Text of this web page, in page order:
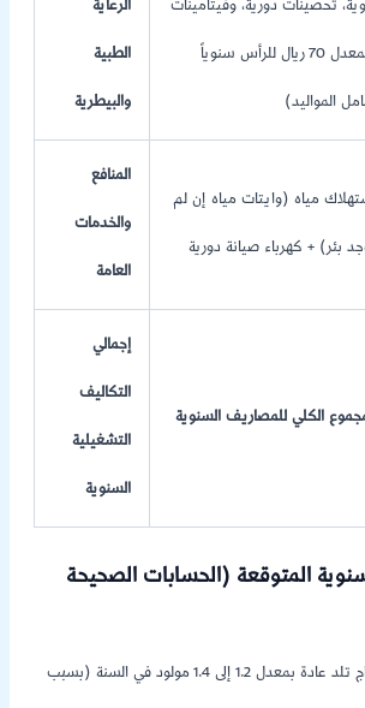
الرعاية
الطبية
والبيطرية
تحصينات دورية، وفيتامينات
(بمعدل 70 ريال للرأس سنوياً
المواليد)
المنافع
والخدمات
العامة
مياه (وايتات مياه إن لم
بئر) + كهرباء صيانة دورية
إجمالي
التكاليف
التشغيلية
السنوية
الكلي للمصاريف السنوية
المتوقعة (الحسابات الصحيحة
في مشروع التربية، النعاج تلد عادة بمعدل 1.2 إلى 1.4 مولود في السنة (بسبب